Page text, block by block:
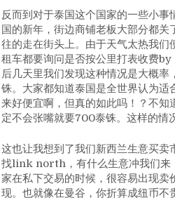
反而到对于泰国这个国家的一些小
国的新年，街边商铺老板大部分都
往的走在街头上。由于天气太热我
租车都要询问是否按公里打表收费
后几天里我们发现这种情况是大概
铢。大家都知道泰国是全世界认为
来好便宜啊，但真的如此吗！？不
定不会张嘴就要700泰铢。这样的情
这也让我想到了我们新西兰生意买
找link north，有什么生意冲我们来
家在私下交易的时候，很容易出现卖
现。也就像在曼谷，你折算成纽币